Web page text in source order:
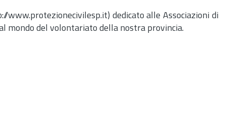
dedicato alle Associazioni di
mondo del volontariato della nostra provincia.